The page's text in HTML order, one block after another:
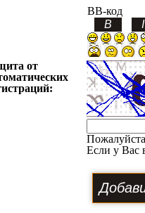
BB-код
от
Если у Вас